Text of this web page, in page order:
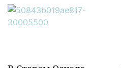
инфраструктуры в
Забайкалье